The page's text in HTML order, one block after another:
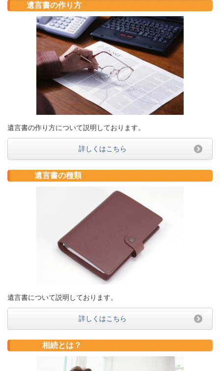
遺言書の作り方
遺言書の作り方について説明しております。
詳しくはこちら
遺言書の種類
遺言書について説明しております。
詳しくはこちら
相続とは？